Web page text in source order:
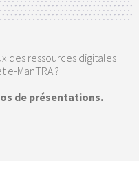
des ressources digitales
ManTRA ?
de présentations.